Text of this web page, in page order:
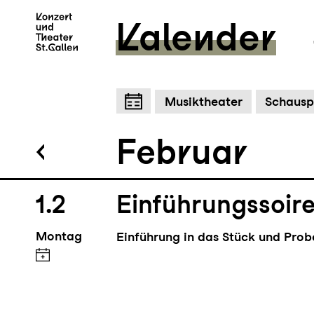
Zum Hauptinhalt springen
Kalender
Musiktheater
Februar
Die
1.2
Montag Einführung in das Stück und